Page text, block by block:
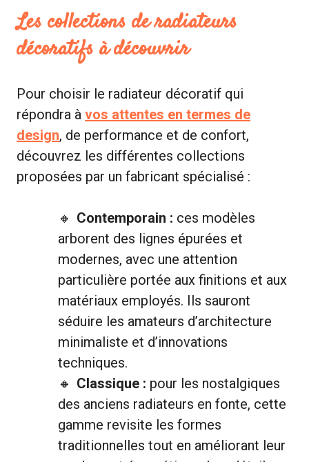
Les collections de radiateurs
décoratifs à découvrir
Pour choisir le radiateur décoratif qui
répondra à vos attentes en termes de
design, de performance et de confort,
découvrez les différentes collections
proposées par un fabricant spécialisé :
Contemporain : ces modèles
arborent des lignes épurées et
modernes, avec une attention
particulière portée aux finitions et aux
matériaux employés. Ils sauront
séduire les amateurs d’architecture
minimaliste et d’innovations
techniques.
Classique : pour les nostalgiques
des anciens radiateurs en fonte, cette
gamme revisite les formes
traditionnelles tout en améliorant leur